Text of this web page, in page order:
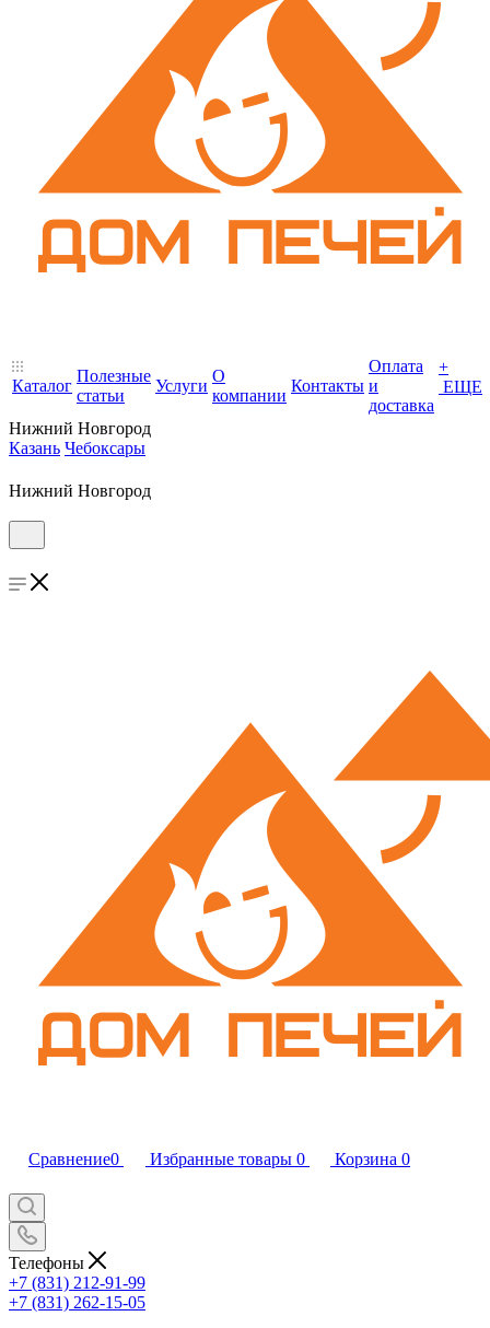
Каталог
Полезные
статьи
Услуги
О
компании
Контакты
Оплата
и
доставка
+
ЕЩЕ
Нижний Новгород
Казань Чебоксары
Нижний Новгород
Сравнение0 Избранные товары 0 Корзина 0
Телефоны
+7 (831) 212-91-99
+7 (831) 262-15-05